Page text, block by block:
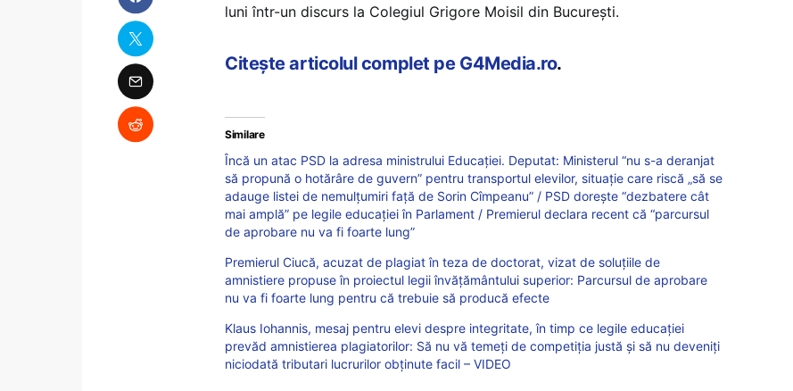
luni într-un discurs la Colegiul Grigore Moisil din București.
Citește articolul complet pe G4Media.ro.
Similare
Încă un atac PSD la adresa ministrului Educației. Deputat: Ministerul “nu s-a deranjat
să propună o hotărâre de guvern” pentru transportul elevilor, situație care riscă „să se
adauge listei de nemulțumiri față de Sorin Cîmpeanu” / PSD dorește “dezbatere cât
mai amplă” pe legile educației în Parlament / Premierul declara recent că “parcursul
de aprobare nu va fi foarte lung”
Premierul Ciucă, acuzat de plagiat în teza de doctorat, vizat de soluțiile de
amnistiere propuse în proiectul legii învățământului superior: Parcursul de aprobare
nu va fi foarte lung pentru că trebuie să producă efecte
Klaus Iohannis, mesaj pentru elevi despre integritate, în timp ce legile educației
prevăd amnistierea plagiatorilor: Să nu vă temeți de competiția justă și să nu deveniți
niciodată tributari lucrurilor obținute facil – VIDEO